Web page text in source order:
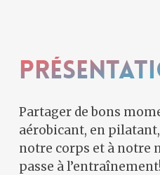
Partager de bons
aérobicant, en
notre corps et à notre
passe à l’entraînement!